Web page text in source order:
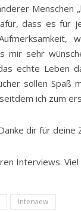
Menschen
dass es für
mir sehr
echte Leben
sollen Spaß
ich zum
dir für deine
Interviews. Viel
Interview